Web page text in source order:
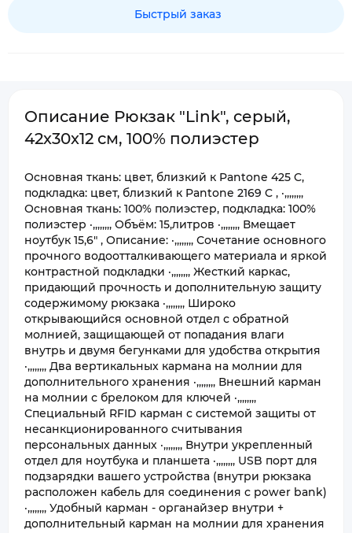
Быстрый заказ
Описание Рюкзак "Link", cерый,
42х30х12 см, 100% полиэстер
Основная ткань: цвет, близкий к Pantone 425 C,
подкладка: цвет, близкий к Pantone 2169 C , ·,,,,,,,,
Основная ткань: 100% полиэстер, подкладка: 100%
полиэстер ·,,,,,,,, Объём: 15,литров ·,,,,,,,, Вмещает
ноутбук 15,6" , Описание: ·,,,,,,,, Сочетание основного
прочного водоотталкивающего материала и яркой
контрастной подкладки ·,,,,,,,, Жесткий каркас,
придающий прочность и дополнительную защиту
содержимому рюкзака ·,,,,,,,, Широко
открывающийся основной отдел с обратной
молнией, защищающей от попадания влаги
внутрь и двумя бегунками для удобства открытия
·,,,,,,,, Два вертикальных кармана на молнии для
дополнительного хранения ·,,,,,,,, Внешний карман
на молнии с брелоком для ключей ·,,,,,,,,
Специальный RFID карман с системой защиты от
несанкционированного считывания
персональных данных ·,,,,,,,, Внутри укрепленный
отдел для ноутбука и планшета ·,,,,,,,, USB порт для
подзарядки вашего устройства (внутри рюкзака
расположен кабель для соединения с power bank)
·,,,,,,,, Удобный карман - органайзер внутри +
дополнительный карман на молнии для хранения